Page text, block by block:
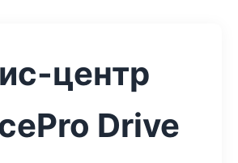
центр
Drive